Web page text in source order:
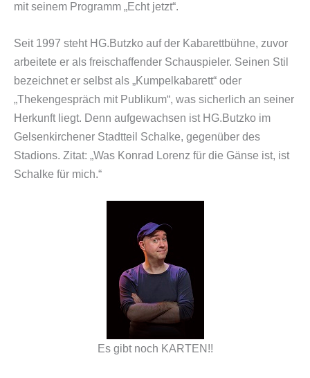
mit seinem Programm „Echt jetzt“.
Seit 1997 steht HG.Butzko auf der Kabarettbühne, zuvor
arbeitete er als freischaffender Schauspieler. Seinen Stil
bezeichnet er selbst als „Kumpelkabarett“ oder
„Thekengespräch mit Publikum“, was sicherlich an seiner
Herkunft liegt. Denn aufgewachsen ist HG.Butzko im
Gelsenkirchener Stadtteil Schalke, gegenüber des
Stadions. Zitat: „Was Konrad Lorenz für die Gänse ist, ist
Schalke für mich.“
Es gibt noch KARTEN!!